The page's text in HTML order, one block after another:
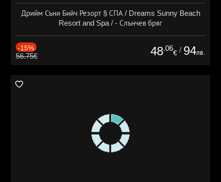
Дрийм Съни Бийч Резорт § СПА / Dreams Sunny Beach
Resort and Spa / - Слънчев бряг
-15%
56.75€ 48.06
€ / 94лв.